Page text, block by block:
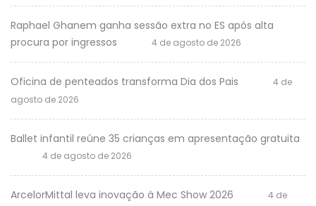
Raphael Ghanem ganha sessão extra no ES após alta
procura por ingressos
4 de agosto de 2026
Oficina de penteados transforma Dia dos Pais
4 de
agosto de 2026
Ballet infantil reúne 35 crianças em apresentação gratuita
4 de agosto de 2026
ArcelorMittal leva inovação à Mec Show 2026
4 de